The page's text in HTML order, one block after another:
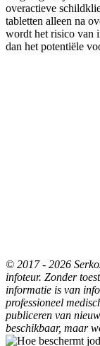
overactieve
tabletten alleen na
wordt het risico van
dan het potentiële
© 2017 - 2026
infoteur. Zonder
informatie is van
professioneel
publiceren van
beschikbaar, maar